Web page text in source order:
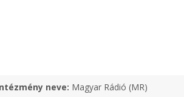
neve: Magyar Rádió (MR)